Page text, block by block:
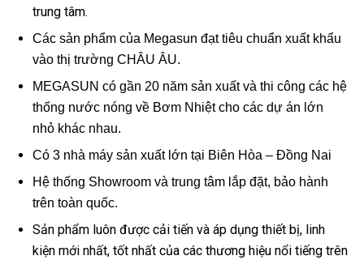
trung tâm.
Các sản phẩm của Megasun đạt tiêu chuẩn xuất khẩu
vào thị trường CHÂU ÂU.
MEGASUN có gần 20 năm sản xuất và thi công các hệ
thống nước nóng về Bơm Nhiệt cho các dự án lớn
nhỏ khác nhau.
Có 3 nhà máy sản xuất lớn tại Biên Hòa – Đồng Nai
Hệ thống Showroom và trung tâm lắp đặt, bảo hành
trên toàn quốc.
Sản phẩm luôn được cải tiến và áp dụng thiết bị, linh
kiện mới nhất, tốt nhất của các thương hiệu nổi tiếng trên